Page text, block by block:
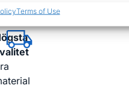
Terms of Use